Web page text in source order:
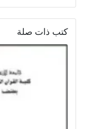
كتب ذات صلة